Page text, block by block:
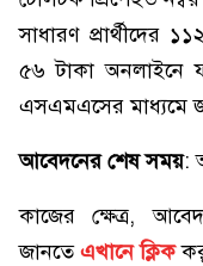
সাধারণ প্রার্থীদের
৫৬ টাকা অনলাইনে
এসএমএসের মাধ্যমে
আবেদনের শেষ সময়:
কাজের ক্ষেত্র,
জানতেএখানে ক্লিক